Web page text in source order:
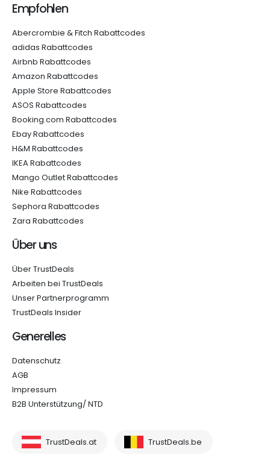
Empfohlen
Abercrombie & Fitch Rabattcodes
adidas Rabattcodes
Airbnb Rabattcodes
Amazon Rabattcodes
Apple Store Rabattcodes
ASOS Rabattcodes
Booking.com Rabattcodes
Ebay Rabattcodes
H&M Rabattcodes
IKEA Rabattcodes
Mango Outlet Rabattcodes
Nike Rabattcodes
Sephora Rabattcodes
Zara Rabattcodes
Über uns
Über TrustDeals
Arbeiten bei TrustDeals
Unser Partnerprogramm
TrustDeals Insider
Generelles
Datenschutz
AGB
Impressum
B2B Unterstützung/ NTD
TrustDeals.at TrustDeals.be